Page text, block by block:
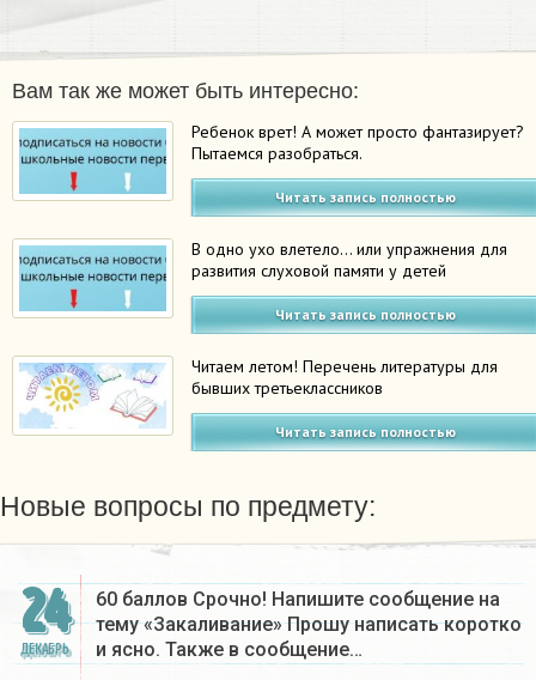
Вам так же может быть интересно:
Ребенок врет! А может просто фантазирует?
Пытаемся разобраться.
Читать запись полностью
В одно ухо влетело… или упражнения для
развития слуховой памяти у детей
Читать запись полностью
Читаем летом! Перечень литературы для
бывших третьеклассников
Читать запись полностью
Новые вопросы по предмету:
24
ДЕКАБРЬ
60 баллов Срочно! Напишите сообщение на
тему «Закаливание» Прошу написать коротко
и ясно. Также в сообщение…